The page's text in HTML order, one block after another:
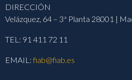
DIRECCIÓN
Velázquez, 64 – 3ª Planta 28001 |
TEL: 91 411 72 11
EMAIL:fiab@fiab.es